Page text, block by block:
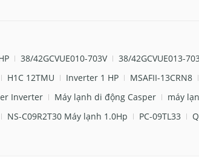
38/42GCVUE010-703V 38/42GCVUE013-
H1C 12TMU Inverter 1 HP MSAFII-13CRN8
Inverter Máy lạnh di động Casper máy
NS-C09R2T30 Máy lạnh 1.0Hp PC-09TL33